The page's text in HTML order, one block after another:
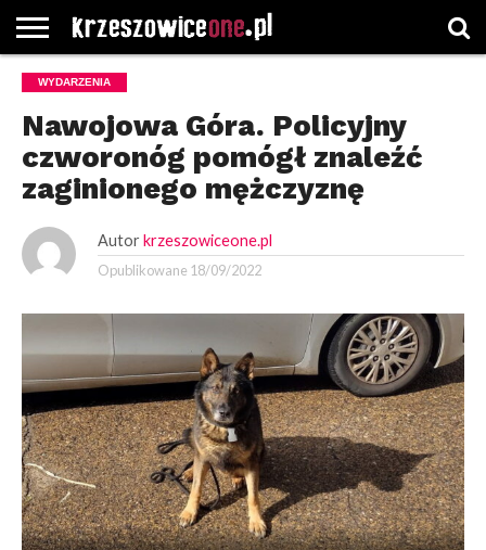
STRONA
GŁÓWNA
WYBORY
WYBIERZ
ROZKŁADY
GREGORCZYK
KONTAKT
WYDARZENIA
Nawojowa Góra. Policyjny
czworonóg pomógł znaleźć
zaginionego mężczyznę
Autor krzeszowiceone.pl
Opublikowane 18/09/2022